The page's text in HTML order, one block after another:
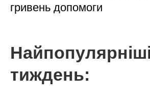
гривень допомоги
тиждень: